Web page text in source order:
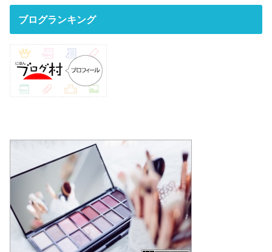
ブログランキング